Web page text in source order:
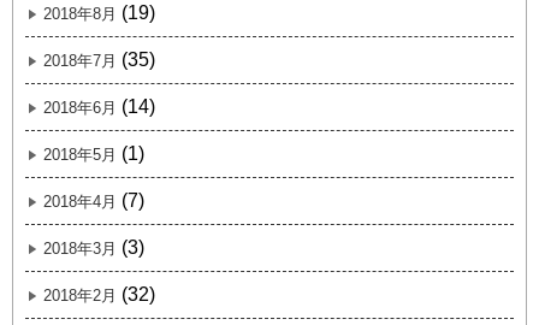
2018年8月 (19)
2018年7月 (35)
2018年6月 (14)
2018年5月 (1)
2018年4月 (7)
2018年3月 (3)
2018年2月 (32)